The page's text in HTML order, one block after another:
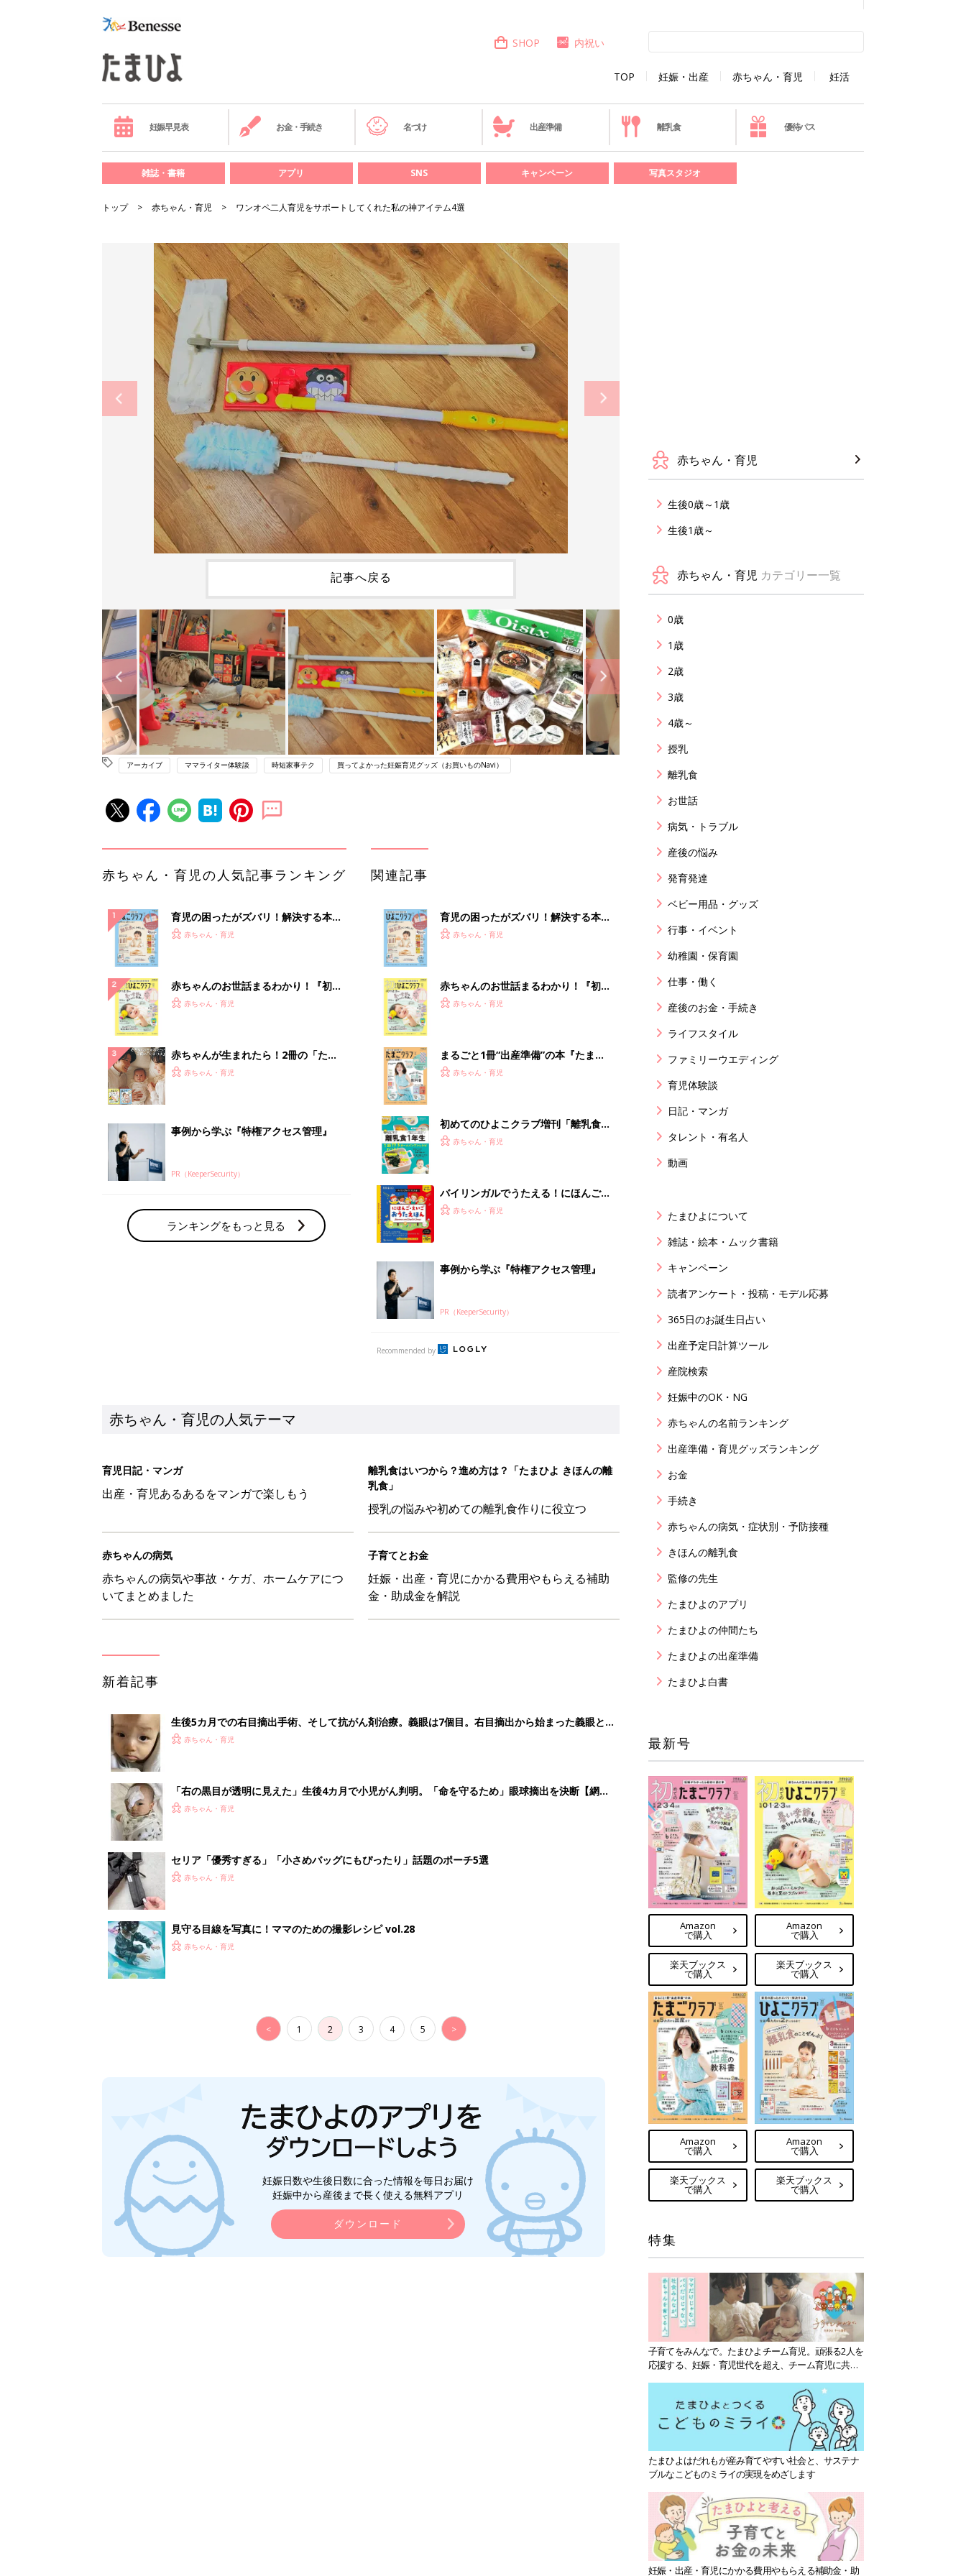
TOP 妊娠・出産 赤ちゃん・育児 妊活
SHOP 内祝い
妊娠早見表 お金・手続き 名づけ 出産準備 離乳食 優待パス
雑誌・書籍 アプリ SNS キャンペーン 写真スタジオ
トップ 赤ちゃん・育児 ワンオペ二人育児をサポートしてくれた私の神アイテム4選
記事へ戻る
アーカイブ ママライター体験談 時短家事テク 買ってよかった妊娠育児グッズ（お買いものNavi）
赤ちゃん・育児の人気記事ランキング
育児の困ったがズバリ！解決する本
『ひよこクラブ 秋号』 4カ月～2才
赤ちゃん・育児
赤ちゃんのお世話まるわかり！『初め
てのひよこクラブ 夏号』〈巻頭大特
赤ちゃん・育児
赤ちゃんが生まれたら！2冊の「たま
ひよ」
赤ちゃん・育児
事例から学ぶ『特権アクセス管理』
PR（KeeperSecurity）
ランキングをもっと見る
関連記事
育児の困ったがズバリ！解決する本
『ひよこクラブ 秋号』 4カ月～2才
赤ちゃん・育児
赤ちゃんのお世話まるわかり！『初め
てのひよこクラブ 夏号』〈巻頭大特
赤ちゃん・育児
まるごと1冊“出産準備”の本『たまご
クラブ 夏号』〈スペシャル大特集〉
赤ちゃん・育児
初めてのひよこクラブ増刊「離乳食1
年生 1皿作るだけ！オールインワン​レ
赤ちゃん・育児
バイリンガルでうたえる！にほんご
えいご おうたえほん（たまひよ おう
赤ちゃん・育児
事例から学ぶ『特権アクセス管理』
PR（KeeperSecurity）
Recommended by
赤ちゃん・育児の人気テーマ
育児日記・マンガ
出産・育児あるあるをマンガで楽しもう
離乳食はいつから？進め方は？「たまひよ きほんの離
乳食」
授乳の悩みや初めての離乳食作りに役立つ
赤ちゃんの病気
赤ちゃんの病気や事故・ケガ、ホームケアにつ
いてまとめました
子育てとお金
妊娠・出産・育児にかかる費用やもらえる補助
金・助成金を解説
新着記事
生後5カ月での右目摘出手術、そして抗がん剤治療。義眼は7個目。右目摘出から始まった義眼と
の生活【網膜芽細胞腫】
赤ちゃん・育児
「右の黒目が透明に見えた」生後4カ月で小児がん判明。「命を守るため」眼球摘出を決断【網膜
芽細胞腫】
赤ちゃん・育児
セリア「優秀すぎる」「小さめバッグにもぴったり」話題のポーチ5選
赤ちゃん・育児
見守る目線を写真に！ママのための撮影レシピ vol.28
赤ちゃん・育児
< 1 2 3 4 5 >
妊娠日数や生後日数に合った情報を毎日お届け
妊娠中から産後まで長く使える無料アプリ
ダウンロード
赤ちゃん・育児
生後0歳～1歳
生後1歳～
赤ちゃん・育児 カテゴリー一覧
0歳
1歳
2歳
3歳
4歳～
授乳
離乳食
お世話
病気・トラブル
産後の悩み
発育発達
ベビー用品・グッズ
行事・イベント
幼稚園・保育園
仕事・働く
産後のお金・手続き
ライフスタイル
ファミリーウエディング
育児体験談
日記・マンガ
タレント・有名人
動画
たまひよについて
雑誌・絵本・ムック書籍
キャンペーン
読者アンケート・投稿・モデル応募
365日のお誕生日占い
出産予定日計算ツール
産院検索
妊娠中のOK・NG
赤ちゃんの名前ランキング
出産準備・育児グッズランキング
お金
手続き
赤ちゃんの病気・症状別・予防接種
きほんの離乳食
監修の先生
たまひよのアプリ
たまひよの仲間たち
たまひよの出産準備
たまひよ白書
最新号
Amazon
で購入
楽天ブックス
で購入
Amazon
で購入
楽天ブックス
で購入
Amazon
で購入
楽天ブックス
で購入
Amazon
で購入
楽天ブックス
で購入
特集
子育てをみんなで。たまひよチーム育児。頑張る2人を
応援する、妊娠・育児世代を超え、チーム育児に共感
たまひよはだれもが産み育てやすい社会と、サステナ
ブルなこどものミライの実現をめざします
妊娠・出産・育児にかかる費用やもらえる補助金・助